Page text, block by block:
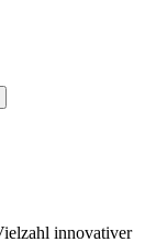
innovativer